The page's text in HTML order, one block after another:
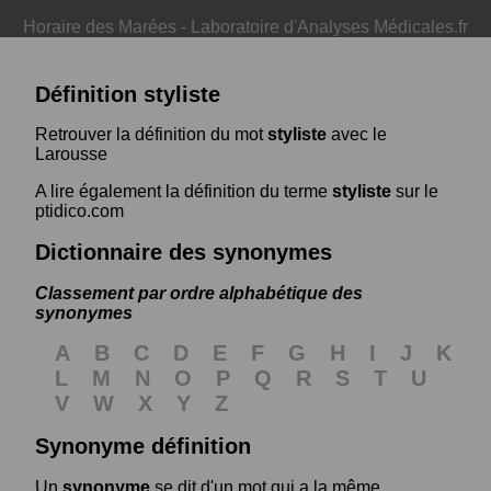
Horaire des Marées - Laboratoire d'Analyses Médicales.fr
Définition styliste
Retrouver la définition du motstyliste avec le
Larousse
A lire également la définition du terme styliste sur le
ptidico.com
Dictionnaire des synonymes
Classement par ordre alphabétique des
synonymes
A B C D E F G H I J
K
L
M N O P Q R S T
U
V
W X Y
Z
Synonyme définition
Un synonyme se dit d'un mot qui a la même